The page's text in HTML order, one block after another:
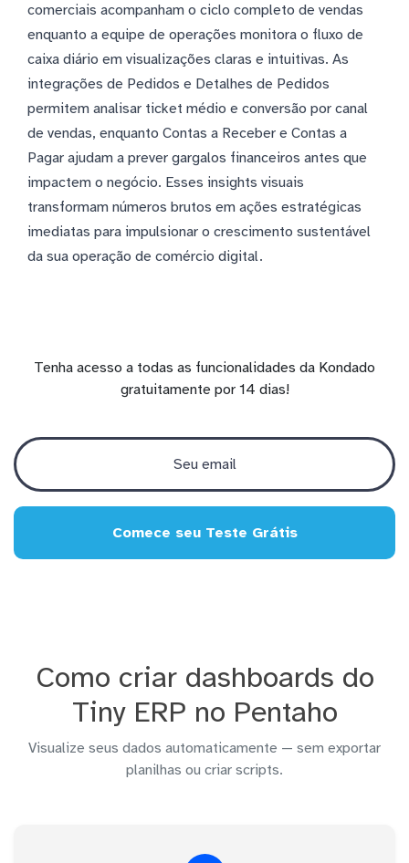
comerciais acompanham o ciclo completo de vendas
enquanto a equipe de operações monitora o fluxo de
caixa diário em visualizações claras e intuitivas. As
integrações de Pedidos e Detalhes de Pedidos
permitem analisar ticket médio e conversão por canal
de vendas, enquanto Contas a Receber e Contas a
Pagar ajudam a prever gargalos financeiros antes que
impactem o negócio. Esses insights visuais
transformam números brutos em ações estratégicas
imediatas para impulsionar o crescimento sustentável
da sua operação de comércio digital.
Tenha acesso a todas as funcionalidades da Kondado
gratuitamente por 14 dias!
Comece seu Teste Grátis
Como criar dashboards do
Tiny ERP no Pentaho
Visualize seus dados automaticamente — sem exportar
planilhas ou criar scripts.